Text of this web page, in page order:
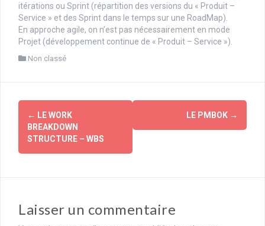
itérations ou Sprint (répartition des versions du « Produit –
Service » et des Sprint dans le temps sur une RoadMap).
En approche agile, on n’est pas nécessairement en mode
Projet (développement continue de « Produit – Service »).
Non classé
Navigation
d'article
← LE WORK
BREAKDOWN
STRUCTURE – WBS
LE PMBOK →
Laisser un commentaire